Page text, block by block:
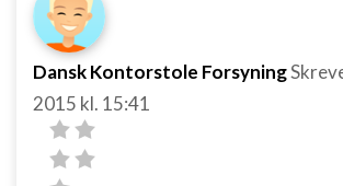
Dansk Kontorstole Forsyning
2015 kl. 15:41